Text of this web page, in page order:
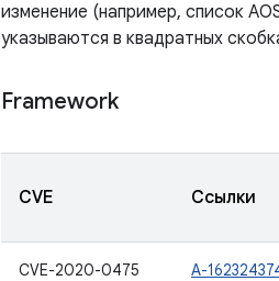
изменение (например, список
указываются в квадратных
Framework
CVE Ссылки
CVE-2020-0475 A-